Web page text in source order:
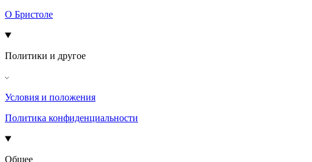
О Бристоле
Политики и другое
Условия и положения
Политика конфиденциальности
Общее